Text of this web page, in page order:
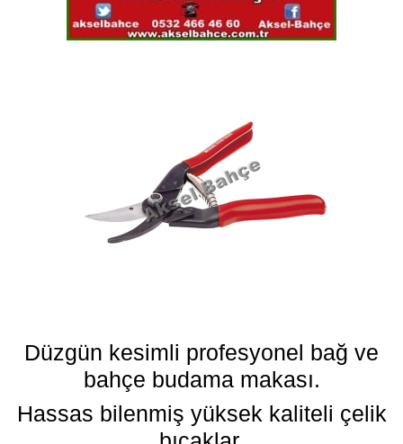
Düzgün kesimli profesyonel bağ ve
bahçe budama makası.
Hassas bilenmiş yüksek kaliteli çelik